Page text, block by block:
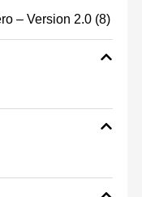
– Version 2.0 (8)